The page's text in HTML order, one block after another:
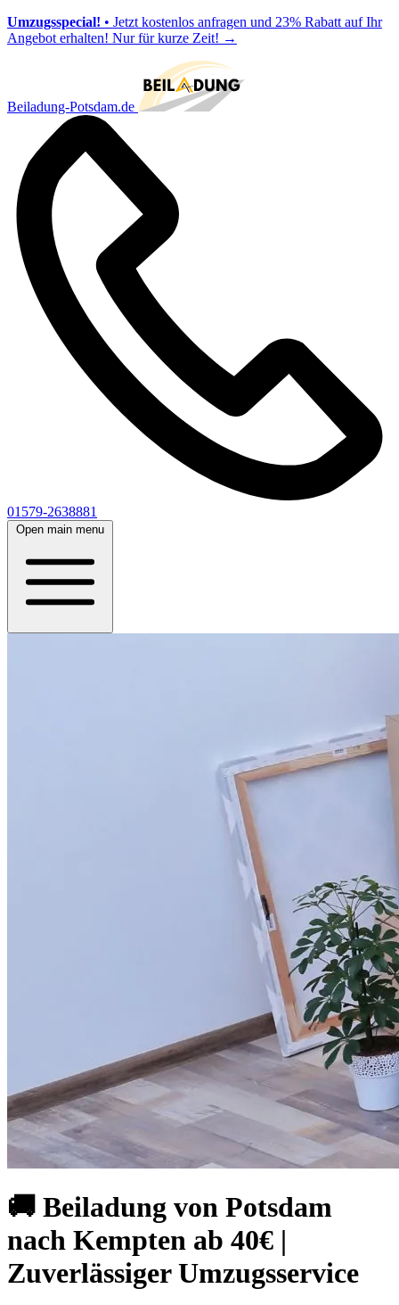
Umzugsspecial! • Jetzt kostenlos anfragen und 23% Rabatt auf Ihr
Angebot erhalten! Nur für kurze Zeit! →
Beiladung-Potsdam.de
01579-2638881
Open main menu
🚚 Beiladung von Potsdam
nach Kempten ab 40€ |
Zuverlässiger Umzugsservice